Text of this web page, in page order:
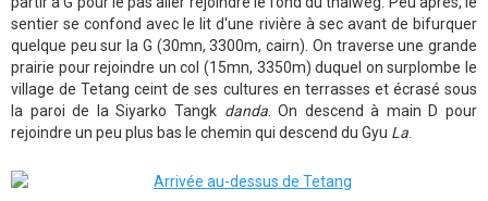
sentier se confond avec le lit d'une rivière à sec avant de bifurquer
quelque peu sur la G (30mn, 3300m, cairn). On traverse une grande
prairie pour rejoindre un col (15mn, 3350m) duquel on surplombe le
village de Tetang ceint de ses cultures en terrasses et écrasé sous
la paroi de la Siyarko Tangk danda. On descend à main D pour
rejoindre un peu plus bas le chemin qui descend du Gyu La.